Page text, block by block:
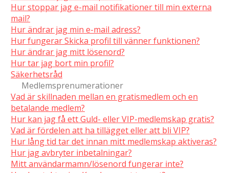
Hur stoppar jag e-mail notifikationer till min externa
mail?
Hur ändrar jag min e-mail adress?
Hur fungerar Skicka profil till vänner funktionen?
Hur ändrar jag mitt lösenord?
Hur tar jag bort min profil?
Säkerhetsråd
Medlemsprenumerationer
Vad är skillnaden mellan en gratismedlem och en
betalande medlem?
Hur kan jag få ett Guld- eller VIP-medlemskap gratis?
Vad är fördelen att ha tillägget eller att bli VIP?
Hur lång tid tar det innan mitt medlemskap aktiveras?
Hur jag avbryter inbetalningar?
Mitt användarmamn/lösenord fungerar inte?